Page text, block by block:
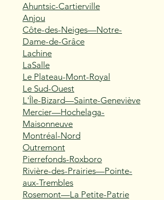
Ahuntsic-Cartierville
Anjou
Côte-des-Neiges—Notre-
Dame-de-Grâce
Lachine
LaSalle
Le Plateau-Mont-Royal
Le Sud-Ouest
L'Île-Bizard—Sainte-Geneviève
Mercier—Hochelaga-
Maisonneuve
Montréal-Nord
Outremont
Pierrefonds-Roxboro
Rivière-des-Prairies—Pointe-
aux-Trembles
Rosemont—La Petite-Patrie